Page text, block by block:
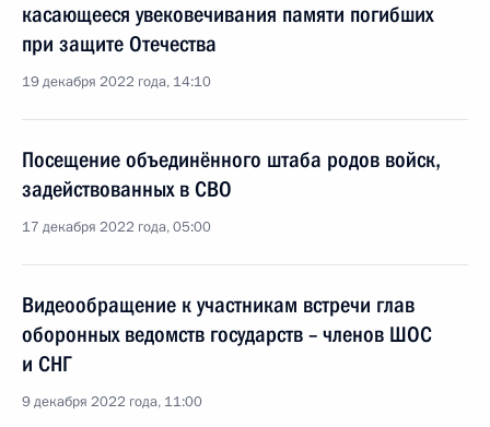
касающееся увековечивания памяти погибших
при защите Отечества
19 декабря 2022 года, 14:10
Посещение объединённого штаба родов войск,
задействованных в СВО
17 декабря 2022 года, 05:00
Видеообращение к участникам встречи глав
оборонных ведомств государств – членов ШОС
и СНГ
9 декабря 2022 года, 11:00